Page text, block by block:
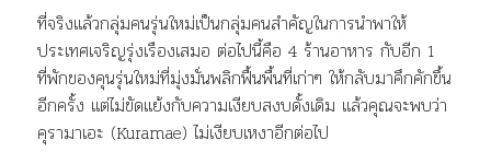
ที่จริงแล้วกลุ่มคนรุ่นใหม่เป็นกลุ่มคนสำคัญในการนำพาให้
ประเทศเจริญรุ่งเรืองเสมอ ต่อไปนี้คือ 4 ร้านอาหาร กับอีก 1
ที่พักของคุนรุ่นใหม่ที่มุ่งมั่นพลิกฟื้นพื้นที่เก่าๆ ให้กลับมาคึกคักขึ้น
อีกครั้ง แต่ไม่ขัดแย้งกับความเงียบสงบดั้งเดิม แล้วคุณจะพบว่า
คุรามาเอะ (Kuramae) ไม่เงียบเหงาอีกต่อไป